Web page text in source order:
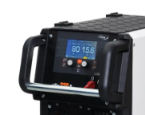
hvězdiček.